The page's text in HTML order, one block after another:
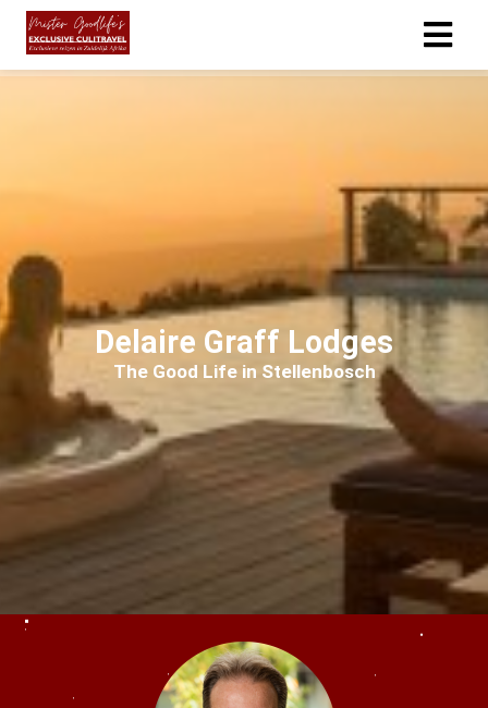
Delaire Graff Lodges
The Good Life in Stellenbosch
zijn
om
te
Ze
deze